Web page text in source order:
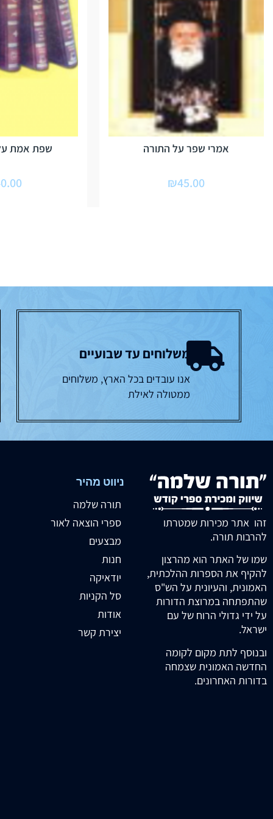
אמרי שפר על התורה
₪45.00
שפת אמת
משלוחים עד שבועיים
אנו עובדים בכל הארץ, משלוחים
ממטולה לאילת
זהו אתר מכירות שמטרתו
להרבות תורה.
שמו של האתר הוא מהרצון
להקיף את הספרות ההלכתית,
האמונית, והעיונית על הש"ס
שהתפתחה במרוצת הדורות
על ידי גדולי הרוח של עם
ישראל.
ובנוסף לתת מקום לקומה
החדשה האמונית שצמחה
בדורות האחרונים.
ניווט מהיר
תורה שלמה
ספרי הוצאה לאור
מבצעים
חנות
יודאיקה
סל הקניות
אודות
יצירת קשר